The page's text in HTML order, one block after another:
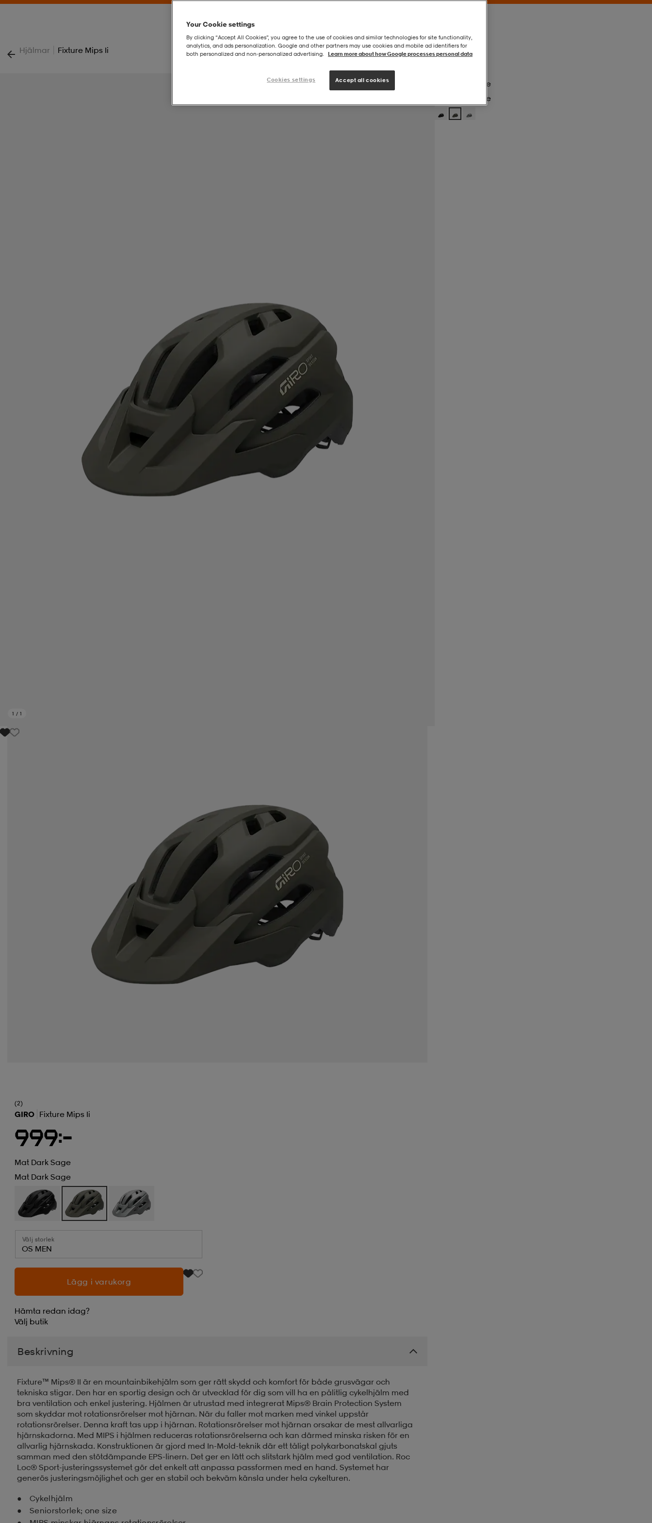
Hjälmar | Fixture Mips Ii
1 / 1
Mat Dark Sage
Mat Dark Sage
(2)
GIRO Fixture Mips Ii
999:-
Mat Dark Sage
Mat Dark Sage
Välj storlek
OS MEN
Lägg i varukorg
Hämta redan idag?
Välj butik
Beskrivning
Fixture™ Mips® II är en mountainbikehjälm som ger rätt skydd och komfort för både grusvägar och
tekniska stigar. Den har en sportig design och är utvecklad för dig som vill ha en pålitlig cykelhjälm med
bra ventilation och enkel justering. Hjälmen är utrustad med integrerat Mips® Brain Protection System
som skyddar mot rotationsrörelser mot hjärnan. När du faller mot marken med vinkel uppstår
rotationsrörelser. Denna kraft tas upp i hjärnan. Rotationsrörelser mot hjärnan orsakar de mest allvarliga
hjärnskadorna. Med MIPS i hjälmen reduceras rotationsrörelserna och kan därmed minska risken för en
allvarlig hjärnskada. Konstruktionen är gjord med In-Mold-teknik där ett tåligt polykarbonatskal gjuts
samman med den stötdämpande EPS-linern. Det ger en lätt och slitstark hjälm med god ventilation. Roc
Loc® Sport-justeringssystemet gör det enkelt att anpassa passformen med en hand. Systemet har
generös justeringsmöjlighet och ger en stabil och bekväm känsla under hela cykelturen.
Cykelhjälm
Seniorstorlek; one size
Your Cookie settings
By clicking “Accept All Cookies”, you agree to the use of cookies and similar technologies for site functionality,
analytics, and ads personalization. Google and other partners may use cookies and mobile ad identifiers for
both personalized and non‑personalized advertising.
Learn more about how Google processes personal data
Cookies settings Accept all cookies